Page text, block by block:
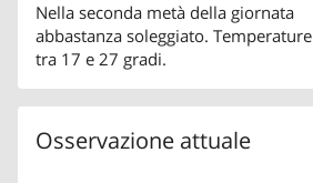
Nella seconda metà della giornata
abbastanza soleggiato. Temperature
tra 17 e 27 gradi.
Osservazione attuale